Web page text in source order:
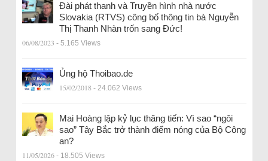
Đài phát thanh và Truyền hình nhà nước
Slovakia (RTVS) công bố thông tin bà Nguyễn
Thị Thanh Nhàn trốn sang Đức!
06/08/2023 - 5.165 Views
Ủng hộ Thoibao.de
15/02/2018 - 24.062 Views
Mai Hoàng lập kỷ lục thăng tiến: Vì sao “ngôi
sao” Tây Bắc trở thành điểm nóng của Bộ Công
an?
11/05/2026 - 18.505 Views